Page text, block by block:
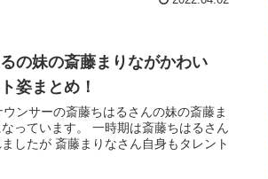
の妹の斎藤まりながかわい
姿まとめ！
ンサーの斎藤ちはるさんの妹の斎藤ま
っています。 一時期は斎藤ちはるさん
したが 斎藤まりなさん自身もタレント